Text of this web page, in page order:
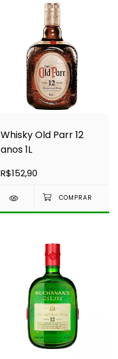
Whisky Old Parr 12
anos 1L
R$152,90